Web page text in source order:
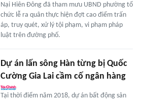
Nại Hiên Đông đã tham mưu UBND phường tổ
chức lễ ra quân thực hiện đợt cao điểm trấn
áp, truy quét, xử lý tội phạm, vi phạm pháp
luật trên đường phố.
Dự án lấn sông Hàn từng bị Quốc
Cường Gia Lai cầm cố ngân hàng
Tại thời điểm năm 2018, dự án bất động sản